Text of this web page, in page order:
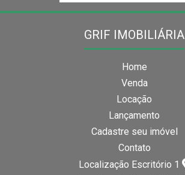
GRIF IMOBILIÁRIA
Home
Venda
Locação
Lançamento
Cadastre seu imóvel
Contato
Localização Escritório 1